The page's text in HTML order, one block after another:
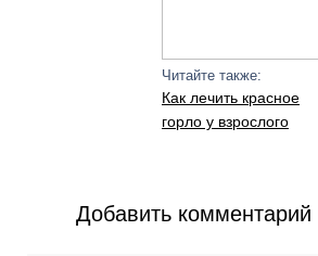
Читайте также:
Как лечить красное
горло у взрослого
Добавить комментарий